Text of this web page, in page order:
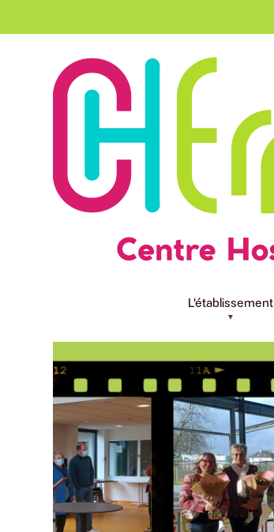
L'établissement
Actualités